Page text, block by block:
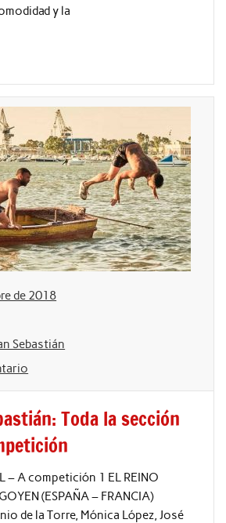
y la
de 2018
Sebastián
Toda la sección
– A competición 1 EL REINO
(ESPAÑA – FRANCIA)
de la Torre, Mónica López, José